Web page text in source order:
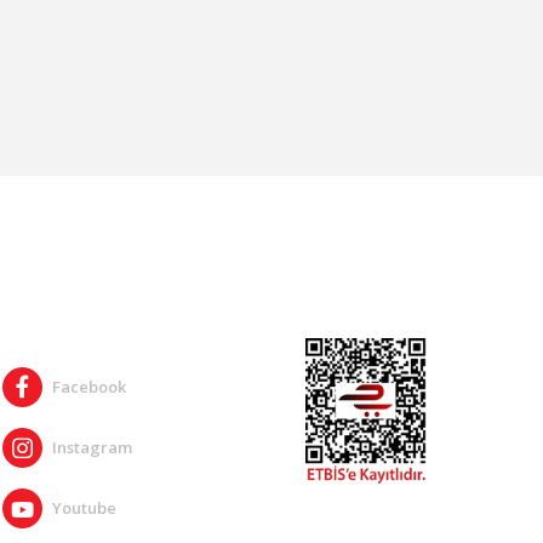
Facebook
Instagram
Youtube